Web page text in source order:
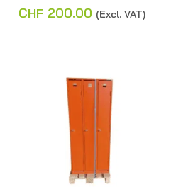
CHF 200.00 (Excl. VAT)